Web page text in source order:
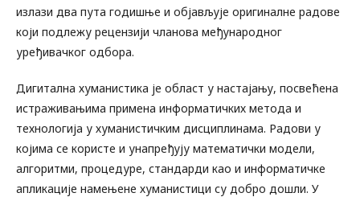
излази два пута годишње и објављује оригиналне радове
који подлежу рецензији чланова међународног
уређивачког одбора.
Дигитална хуманистика је област у настајању, посвећена
истраживањима примена информатичких метода и
технологија у хуманистичким дисциплинама. Радови у
којима се користе и унапређују математички модели,
алгоритми, процедуре, стандарди као и информатичке
апликације намењене хуманистици су добро дошли. У